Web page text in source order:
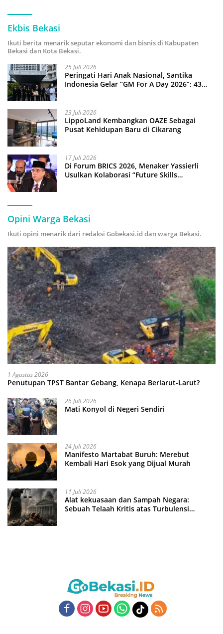
Ekbis Bekasi
Ikuti berita menarik seputar ekonomi dan bisnis di Kabupaten
Bekasi dan Kota Bekasi.
25 Juli 2026
Peringati Hari Anak Nasional, Santika
Indonesia Gelar “GM For A Day 2026”: 43
23 Juli 2026
LippoLand Kembangkan OAZE Sebagai
Pusat Kehidupan Baru di Cikarang
17 Juli 2026
Di Forum BRICS 2026, Menaker Yassierli
Usulkan Kolaborasi “Future Skills
Opini Warga Bekasi
Ikuti opini menarik dari redaksi Gobekasi.id dan warga Bekasi.
1 Agustus 2026
Penutupan TPST Bantar Gebang, Kenapa Berlarut-Larut?
26 Juli 2026
Mati Konyol di Negeri Sendiri
24 Juli 2026
Manifesto Martabat Buruh: Merebut
Kembali Hari Esok yang Dijual Murah
11 Juli 2026
Alat kekuasaan dan Sampah Negara:
Sebuah Telaah Kritis atas Turbulensi